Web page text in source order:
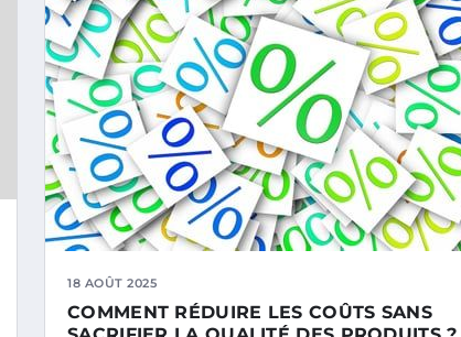
18 AOÛT 2025
COMMENT RÉDUIRE LES COÛTS SANS